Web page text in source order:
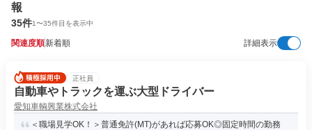
報
35件1〜35件目を表示中
関連度順新着順 詳細表示
正社員
自動車やトラックを運ぶ大型ドライバー
愛知車輌興業株式会社
＜職場見学OK！＞普通免許(MT)があれば応募OK◎固定時間の勤務